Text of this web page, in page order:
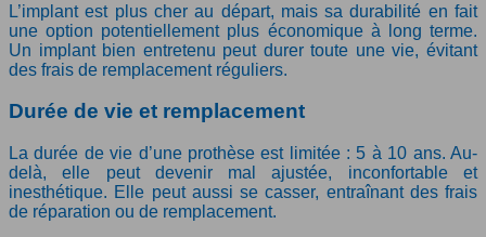
L’implant est plus cher au départ, mais sa durabilité en fait
une option potentiellement plus économique à long terme.
Un implant bien entretenu peut durer toute une vie, évitant
des frais de remplacement réguliers.
Durée de vie et remplacement
La durée de vie d’une prothèse est limitée : 5 à 10 ans. Au-
delà, elle peut devenir mal ajustée, inconfortable et
inesthétique. Elle peut aussi se casser, entraînant des frais
de réparation ou de remplacement.